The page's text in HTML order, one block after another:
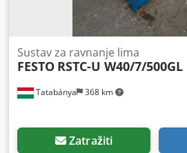
Tatabánya 368 km
Sustav za ravnanje lima
FESTO RSTC-U W40/7/500GL
Zatražiti